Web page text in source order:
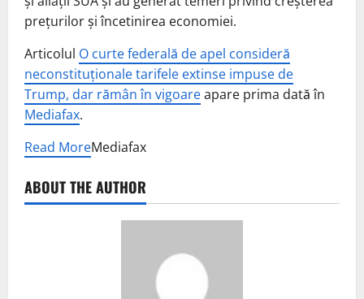
prețurilor și încetinirea economiei.
Articolul O curte federală de apel consideră
neconstituționale tarifele extinse impuse de
Trump, dar rămân în vigoareapare prima dată în
Mediafax.
Read MoreMediafax
ABOUT THE AUTHOR